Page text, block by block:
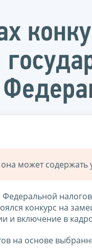
она может
конкурс на
и включение в
на основе